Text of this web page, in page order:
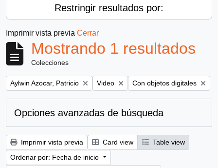
Restringir resultados por:
Imprimir vista previa Cerrar
Mostrando 1 resultados
Colecciones
Remove filter:
Aylwin Azocar, Patricio Remove filter:
Video Remove filter:
Con objetos digitales
Opciones avanzadas de búsqueda
Imprimir vista previa Card view
Table view
Ordenar por: Fecha de inicio